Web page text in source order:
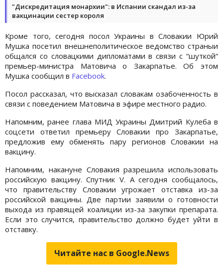
"Дискредитация монархии": в Испании скандал из-за
вакцинации сестер короля
Кроме того, сегодня посол Украины в Словакии Юрий
Мушка посетил внешнеполитическое ведомство страныи
общался со словацкими дипломатами в связи с “шуткой“
премьер-министра Матовича о Закарпатье. Об этом
Мушка сообщил в Facebook.
Посол рассказал, что высказал словакам озабоченность в
связи с поведением Матовича в эфире местного радио.
Напомним, ранее глава МИД Украины Дмитрий Кулеба в
соцсети ответил премьеру Словакии про Закарпатье,
предложив ему обменять пару регионов Словакии на
вакцину.
Напомним, накануне Словакия разрешила использовать
российскую вакцину. Спутник V. А сегодня сообщалось,
что правительству Словакии угрожает отставка из-за
российской вакцины. Две партии заявили о готовности
выхода из правящей коалиции из-за закупки препарата.
Если это случится, правительство должно будет уйти в
отставку.
Читайте нас в Google.News